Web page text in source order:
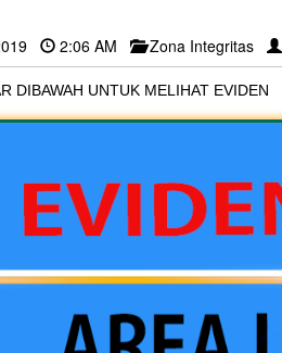
2:06 AM Zona Integritas
DIBAWAH UNTUK MELIHAT EVIDEN